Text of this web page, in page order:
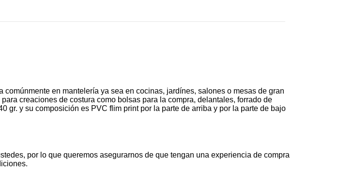
en mantelería ya sea en cocinas, jardínes, salones o mesas de gran
creaciones de costura como bolsas para la compra, delantales, forrado de
gr. y su composición es PVC flim print por la parte de arriba y por la parte de bajo
por lo que queremos asegurarnos de que tengan una experiencia de compra